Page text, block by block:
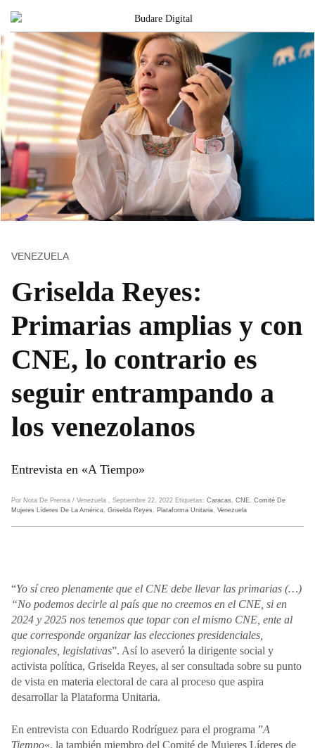
VENEZUELA
Griselda Reyes:
Primarias amplias y con
CNE, lo contrario es
seguir entrampando a
los venezolanos
Entrevista en «A Tiempo»
Por Nota De Prensa / Venezuela , Septiembre 22, 2022 Etiquetas: Caracas CNE Comité De
Mujeres Líderes De La América Griselda Reyes Plataforma Unitaria Venezuela
“Yo sí creo plenamente que el CNE debe llevar las primarias (…)
“No podemos decirle al país que no creemos en el CNE, si en
2024 y 2025 nos tenemos que topar con el mismo CNE, ente al
que corresponde organizar las elecciones presidenciales,
regionales, legislativas”. Así lo aseveró la dirigente social y
activista política, Griselda Reyes, al ser consultada sobre su punto
de vista en materia electoral de cara al proceso que aspira
desarrollar la Plataforma Unitaria.
En entrevista con Eduardo Rodríguez para el programa ”A
Tiempo«, la también miembro del Comité de Mujeres Líderes de